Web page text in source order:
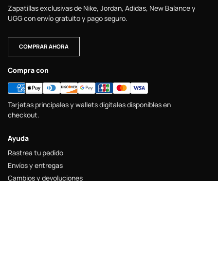
Zapatillas exclusivas de Nike, Jordan, Adidas, New Balance y
UGG con envío gratuito y pago seguro.
COMPRAR AHORA
Compra con
Tarjetas principales y wallets digitales disponibles en
checkout.
Ayuda
Rastrea tu pedido
Envíos y entregas
Cambios y devoluciones